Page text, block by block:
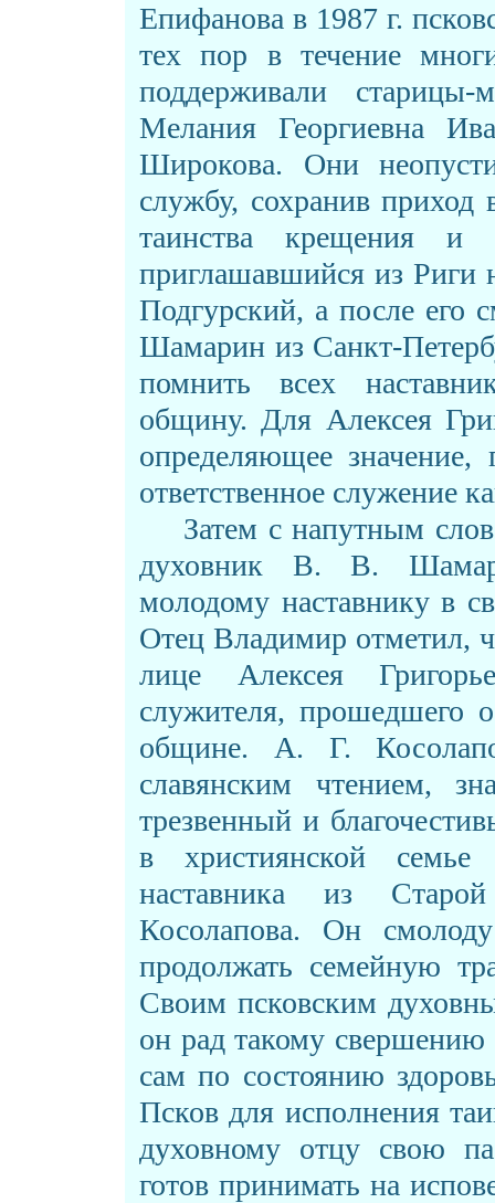
Епифанова в 1987 г.
тех пор в течение
поддерживали
Мелания Георгиевна
Широкова. Они
службу, сохранив
таинства крещения и
приглашавшийся из Риги
Подгурский, а после его
Шамарин из Санкт-
помнить всех
общину. Для Алексея
определяющее значение,
ответственное служение
Затем с напутным
духовник В. В.
молодому наставнику в
Отец Владимир отметил,
лице Алексея
служителя, прошедшего
общине. А. Г.
славянским чтением,
трезвенный и
в християнской
наставника из
Косолапова. Он
продолжать семейную
Своим псковским
он рад такому
сам по состоянию
Псков для исполнения
духовному отцу свою
готов принимать на